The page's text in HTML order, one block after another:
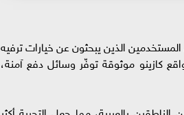
الذين يبحثون عن خيارات ترفيه
كازينو موثوقة توفّر وسائل دفع آمنة،